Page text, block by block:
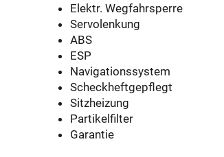
Elektr. Wegfahrsperre
Servolenkung
ABS
ESP
Navigationssystem
Scheckheftgepflegt
Sitzheizung
Partikelfilter
Garantie